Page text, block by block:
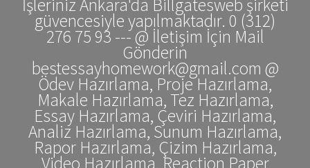
İşleriniz Ankara'da Billgatesweb şirketi
güvencesiyle yapılmaktadır. 0 (312)
276 75 93 --- @ İletişim İçin Mail
Gönderin
bestessayhomework@gmail.com @
Ödev Hazırlama, Proje Hazırlama,
Makale Hazırlama, Tez Hazırlama,
Essay Hazırlama, Çeviri Hazırlama,
Analiz Hazırlama, Sunum Hazırlama,
Rapor Hazırlama, Çizim Hazırlama,
Video Hazırlama, Reaction Paper